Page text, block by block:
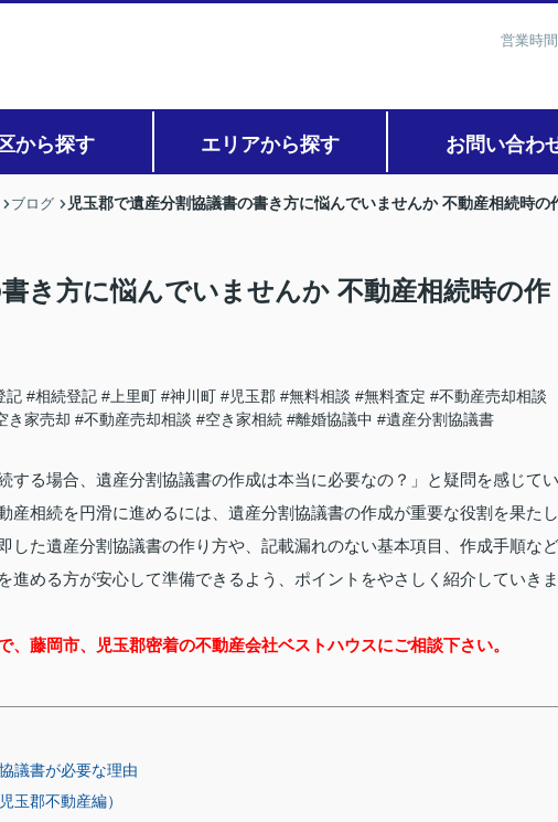
営業時
から探す エリアから探す お問い合わ
ブログ 児玉郡で遺産分割協議書の書き方に悩んでいませんか 不動産相続時の
き方に悩んでいませんか 不動産相続時の作
記 #相続登記 #上里町 #神川町 #児玉郡 #無料相談 #無料査定 #不動産売却相談
き家売却 #不動産売却相談 #空き家相続 #離婚協議中 #遺産分割協議書
する場合、遺産分割協議書の作成は本当に必要なの？」と疑問を感じてい
産相続を円滑に進めるには、遺産分割協議書の作成が重要な役割を果たし
した遺産分割協議書の作り方や、記載漏れのない基本項目、作成手順など
進める方が安心して準備できるよう、ポイントをやさしく紹介していきま
藤岡市、児玉郡密着の不動産会社ベストハウスにご相談下さい。
議書が必要な理由
玉郡不動産編）